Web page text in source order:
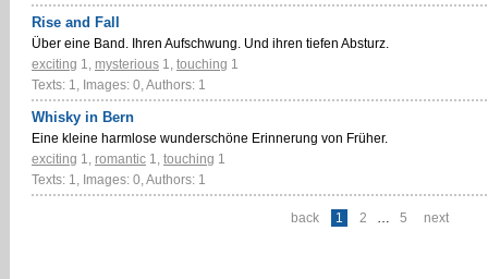
Rise and Fall
Über eine Band. Ihren Aufschwung. Und ihren tiefen Absturz.
exciting 1, mysterious 1, touching 1
Texts: 1, Images: 0, Authors: 1
Whisky in Bern
Eine kleine harmlose wunderschöne Erinnerung von Früher.
exciting 1, romantic 1, touching 1
Texts: 1, Images: 0, Authors: 1
back 1 2 … 5 next